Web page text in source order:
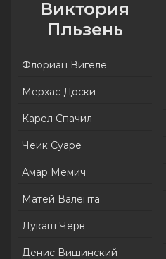
Виктория
Пльзень
Флориан Вигеле
Мерхас Доски
Карел Спачил
Чеик Суаре
Амар Мемич
Матей Валента
Лукаш Черв
Денис Вишинский